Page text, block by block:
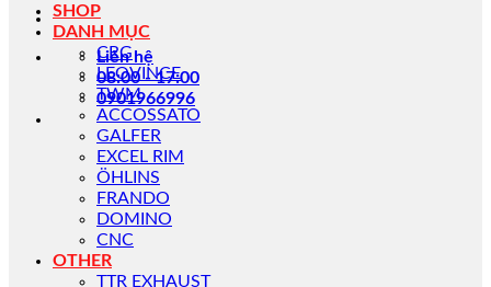
Liên hệ
08:00 - 17:00
0901966996
SHOP
DANH MỤC
CRG
LEOVINCE
TWM
ACCOSSATO
GALFER
EXCEL RIM
ÖHLINS
FRANDO
DOMINO
CNC
OTHER
TTR EXHAUST